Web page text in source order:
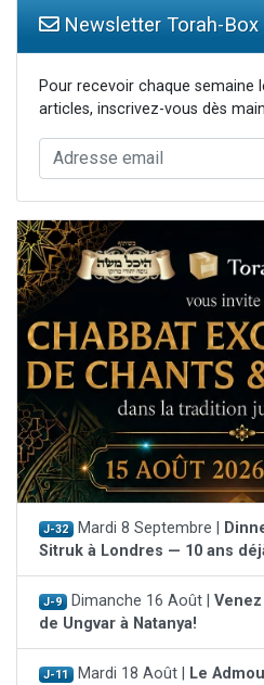
Newsletter Torah-Box
Pour recevoir chaque semaine
articles, inscrivez-vous dès
J-32 Mardi 8 Septembre |
Sitruk à Londres — 10 ans
J-9 Dimanche 16 Août |
de Ungvar à Natanya!
J-11 Mardi 18 Août |
Le